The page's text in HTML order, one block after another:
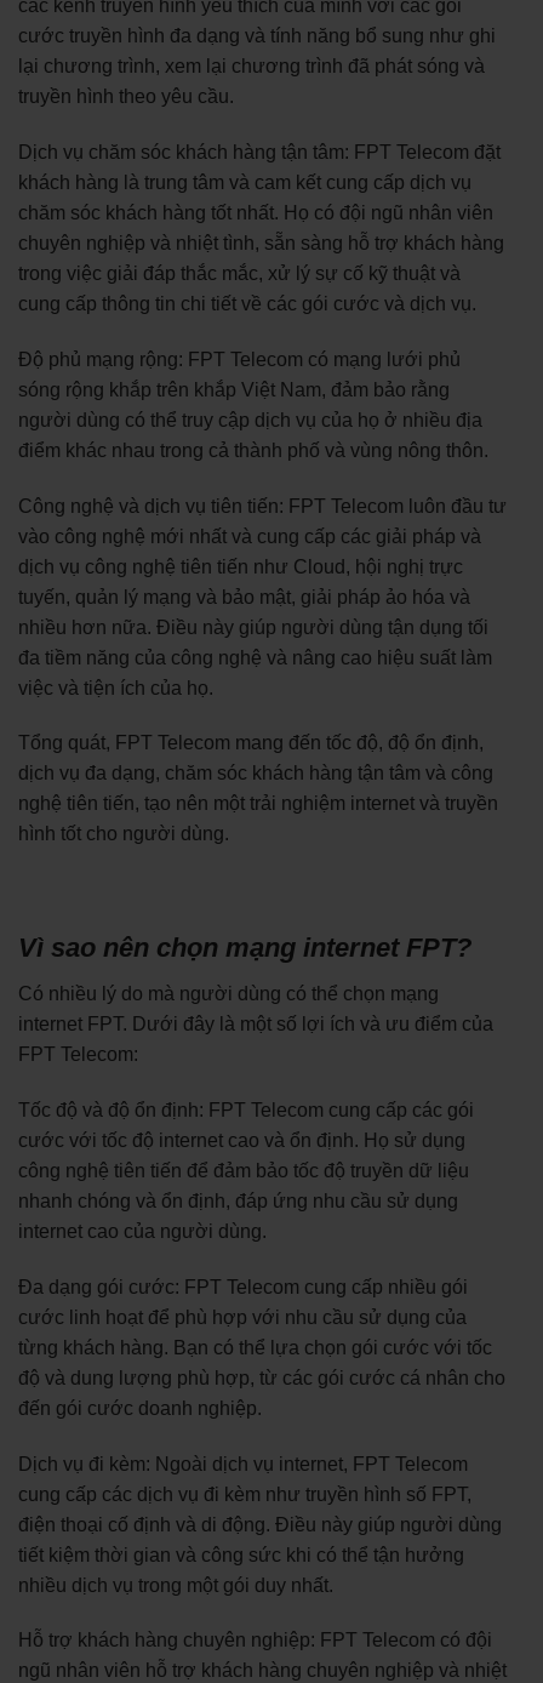
các kênh truyền hình yêu thích của mình với các gói
cước truyền hình đa dạng và tính năng bổ sung như ghi
lại chương trình, xem lại chương trình đã phát sóng và
truyền hình theo yêu cầu.
Dịch vụ chăm sóc khách hàng tận tâm: FPT Telecom đặt
khách hàng là trung tâm và cam kết cung cấp dịch vụ
chăm sóc khách hàng tốt nhất. Họ có đội ngũ nhân viên
chuyên nghiệp và nhiệt tình, sẵn sàng hỗ trợ khách hàng
trong việc giải đáp thắc mắc, xử lý sự cố kỹ thuật và
cung cấp thông tin chi tiết về các gói cước và dịch vụ.
Độ phủ mạng rộng: FPT Telecom có mạng lưới phủ
sóng rộng khắp trên khắp Việt Nam, đảm bảo rằng
người dùng có thể truy cập dịch vụ của họ ở nhiều địa
điểm khác nhau trong cả thành phố và vùng nông thôn.
Công nghệ và dịch vụ tiên tiến: FPT Telecom luôn đầu tư
vào công nghệ mới nhất và cung cấp các giải pháp và
dịch vụ công nghệ tiên tiến như Cloud, hội nghị trực
tuyến, quản lý mạng và bảo mật, giải pháp ảo hóa và
nhiều hơn nữa. Điều này giúp người dùng tận dụng tối
đa tiềm năng của công nghệ và nâng cao hiệu suất làm
việc và tiện ích của họ.
Tổng quát, FPT Telecom mang đến tốc độ, độ ổn định,
dịch vụ đa dạng, chăm sóc khách hàng tận tâm và công
nghệ tiên tiến, tạo nên một trải nghiệm internet và truyền
hình tốt cho người dùng.
Vì sao nên chọn mạng internet FPT?
Có nhiều lý do mà người dùng có thể chọn mạng
internet FPT. Dưới đây là một số lợi ích và ưu điểm của
FPT Telecom:
Tốc độ và độ ổn định: FPT Telecom cung cấp các gói
cước với tốc độ internet cao và ổn định. Họ sử dụng
công nghệ tiên tiến để đảm bảo tốc độ truyền dữ liệu
nhanh chóng và ổn định, đáp ứng nhu cầu sử dụng
internet cao của người dùng.
Đa dạng gói cước: FPT Telecom cung cấp nhiều gói
cước linh hoạt để phù hợp với nhu cầu sử dụng của
từng khách hàng. Bạn có thể lựa chọn gói cước với tốc
độ và dung lượng phù hợp, từ các gói cước cá nhân cho
đến gói cước doanh nghiệp.
Dịch vụ đi kèm: Ngoài dịch vụ internet, FPT Telecom
cung cấp các dịch vụ đi kèm như truyền hình số FPT,
điện thoại cố định và di động. Điều này giúp người dùng
tiết kiệm thời gian và công sức khi có thể tận hưởng
nhiều dịch vụ trong một gói duy nhất.
Hỗ trợ khách hàng chuyên nghiệp: FPT Telecom có đội
ngũ nhân viên hỗ trợ khách hàng chuyên nghiệp và nhiệt